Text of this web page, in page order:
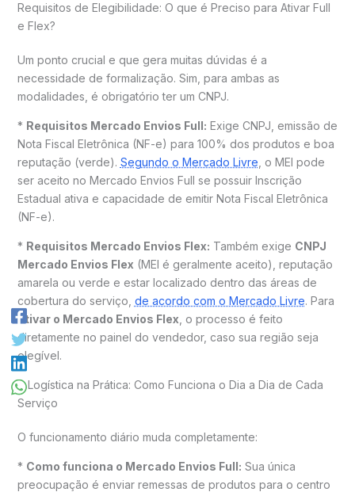
Requisitos de Elegibilidade: O que é Preciso para Ativar Full
e Flex?
Um ponto crucial e que gera muitas dúvidas é a
necessidade de formalização. Sim, para ambas as
modalidades, é obrigatório ter um CNPJ.
* Requisitos Mercado Envios Full: Exige CNPJ, emissão de
Nota Fiscal Eletrônica (NF-e) para 100% dos produtos e boa
reputação (verde). Segundo o Mercado Livre , o MEI pode
ser aceito no Mercado Envios Full se possuir Inscrição
Estadual ativa e capacidade de emitir Nota Fiscal Eletrônica
(NF-e).
* Requisitos Mercado Envios Flex: Também exige CNPJ
Mercado Envios Flex (MEI é geralmente aceito), reputação
amarela ou verde e estar localizado dentro das áreas de
cobertura do serviço, de acordo com o Mercado Livre. Para
ativar o Mercado Envios Flex , o processo é feito
diretamente no painel do vendedor, caso sua região seja
elegível.
A Logística na Prática: Como Funciona o Dia a Dia de Cada
Serviço
O funcionamento diário muda completamente:
* Como funciona o Mercado Envios Full: Sua única
preocupação é enviar remessas de produtos para o centro